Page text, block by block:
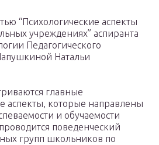
“Психологические аспекты
учреждениях” аспиранта
Педагогического
Натальи
главные
аспекты, которые направлены
и обучаемости
поведенческий
групп школьников по